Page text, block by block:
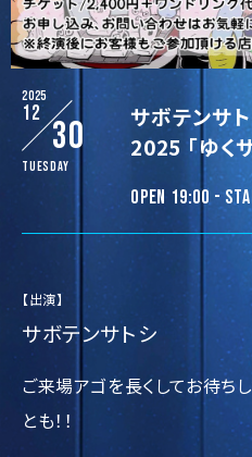
2025
12
30
Tuesday
サボテンサ
2025 「ゆく
OPEN 19:00 -
【出演】
サボテンサトシ
ご来場アゴを長くしてお待ち
とも！！